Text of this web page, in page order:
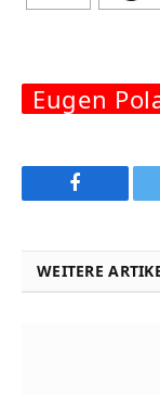
Eugen
Facebook
WEITERE